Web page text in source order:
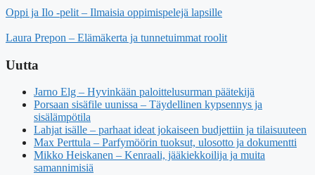
Oppi ja Ilo -pelit – Ilmaisia oppimispelejä lapsille
Laura Prepon – Elämäkerta ja tunnetuimmat roolit
Uutta
Jarno Elg – Hyvinkään paloittelusurman päätekijä
Porsaan sisäfile uunissa – Täydellinen kypsennys ja
sisälämpötila
Lahjat isälle – parhaat ideat jokaiseen budjettiin ja tilaisuuteen
Max Perttula – Parfymöörin tuoksut, ulosotto ja dokumentti
Mikko Heiskanen – Kenraali, jääkiekkoilija ja muita
samannimisiä